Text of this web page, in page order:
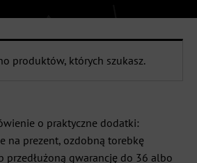
o praktyczne dodatki:
na prezent, ozdobną torebkę
przedłużoną gwarancję do 36 albo
produktów, których szukasz.